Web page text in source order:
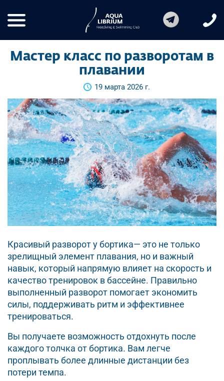
Мастер класс по разворотам в
плавании
19 марта 2026 г.
Красивый разворот у бортика— это не только
зрелищный элемент плавания, но и важный
навык, который напрямую влияет на скорость и
качество тренировок в бассейне. Правильно
выполненный разворот помогает экономить
силы, поддерживать ритм и эффективнее
тренироваться.
Вы получаете возможность отдохнуть после
каждого толчка от бортика. Вам легче
проплывать более длинные дистанции без
потери темпа.